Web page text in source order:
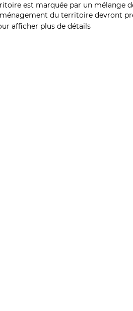
est marquée par un mélange
du territoire devront
afficher plus de détails